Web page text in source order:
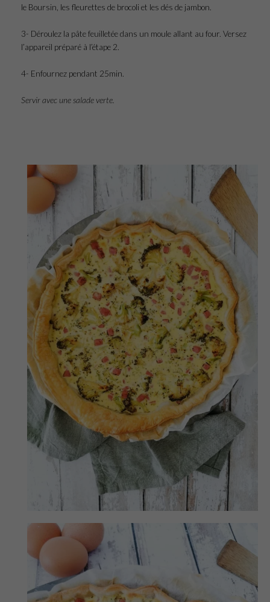
le Boursin, les fleurettes de brocoli et les dés de jambon.
3- Déroulez la pâte feuilletée dans un moule allant au four. Versez
l’appareil préparé à l’étape 2.
4- Enfournez pendant 25min.
Servir avec une salade verte.